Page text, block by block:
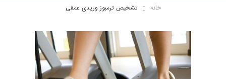
خانه تشخیص ترمبوز وریدی عمقی